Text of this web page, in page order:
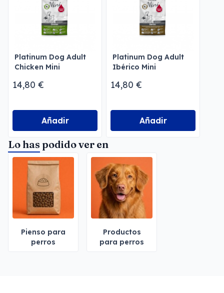
Platinum Dog Adult
Chicken Mini
14,80 €
Añadir
Platinum Dog Adult
Ibérico Mini
14,80 €
Añadir
Lo has podido ver en
Pienso para
perros
Productos
para perros